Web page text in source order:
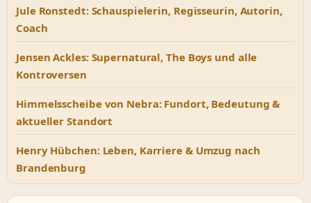
Jule Ronstedt: Schauspielerin, Regisseurin, Autorin,
Coach
Jensen Ackles: Supernatural, The Boys und alle
Kontroversen
Himmelsscheibe von Nebra: Fundort, Bedeutung &
aktueller Standort
Henry Hübchen: Leben, Karriere & Umzug nach
Brandenburg